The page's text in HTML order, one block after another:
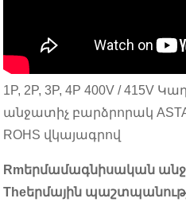
1P, 2P, 3P, 4P 400V /
անջատիչ բարձրորակ ASTA,
ROHS վկայագրով
Rmերմամագնիսական
Theերմային